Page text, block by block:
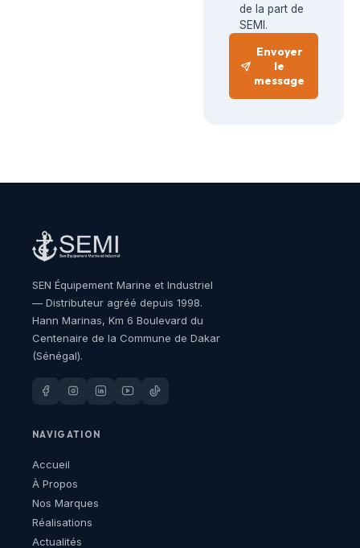
de la part de
SEMI.
Envoyer
le
message
SEN Équipement Marine et Industriel
— Distributeur agréé depuis 1998.
Hann Marinas, Km 6 Boulevard du
Centenaire de la Commune de Dakar
(Sénégal).
NAVIGATION
Accueil
À Propos
Nos Marques
Réalisations
Actualités